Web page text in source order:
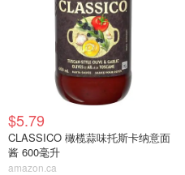
$5.79
CLASSICO 橄榄蒜味托斯卡纳意面
酱 600毫升
amazon.ca